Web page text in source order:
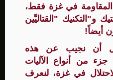
المقاومة في غزة فقط،
و"التكنيك "القتاليَّين
أيضاً!
أن نجيب عن هذه
جزء من أنواع الآليات
في غزة، لنعرف